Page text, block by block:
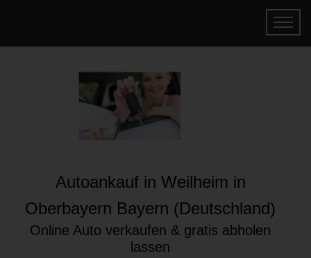
Autoankauf in Weilheim in
Oberbayern Bayern (Deutschland)
Online Auto verkaufen & gratis abholen
lassen